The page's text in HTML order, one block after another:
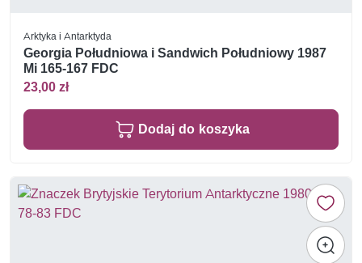
Arktyka i Antarktyda
Georgia Południowa i Sandwich Południowy 1987
Mi 165-167 FDC
23,00 zł
Dodaj do koszyka